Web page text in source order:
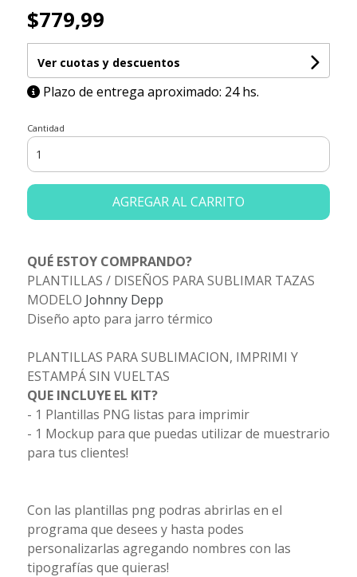
$779,99
Ver cuotas y descuentos
Plazo de entrega aproximado: 24 hs.
Cantidad
AGREGAR AL CARRITO
QUÉ ESTOY COMPRANDO?
PLANTILLAS / DISEÑOS PARA SUBLIMAR TAZAS
MODELO Johnny Depp
Diseño apto para jarro térmico
PLANTILLAS PARA SUBLIMACION, IMPRIMI Y
ESTAMPÁ SIN VUELTAS
QUE INCLUYE EL KIT?
- 1 Plantillas PNG listas para imprimir
- 1 Mockup para que puedas utilizar de muestrario
para tus clientes!
Con las plantillas png podras abrirlas en el
programa que desees y hasta podes
personalizarlas agregando nombres con las
tipografías que quieras!